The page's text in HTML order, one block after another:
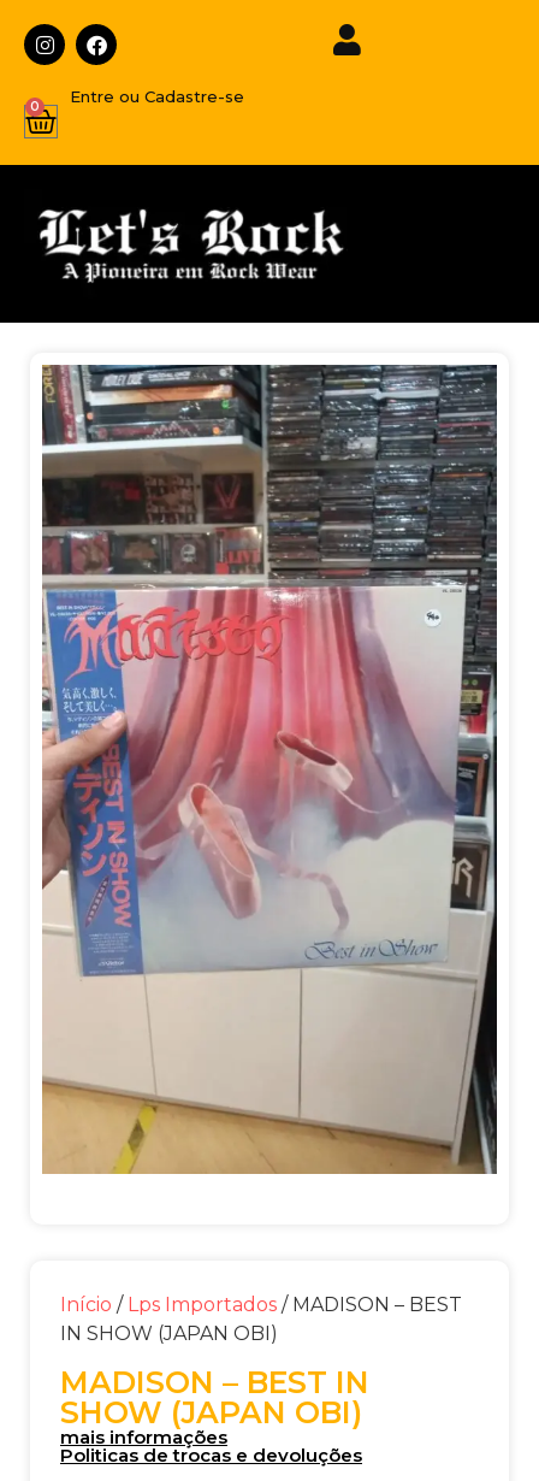
Entre ou Cadastre-se
0
Início / Lps Importados / MADISON – BEST
IN SHOW (JAPAN OBI)
MADISON – BEST IN
SHOW (JAPAN OBI)
mais informações
Politicas de trocas e devoluções